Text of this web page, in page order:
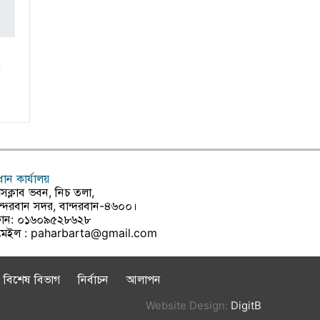
কার্যালয়
ভবন, নিচ তলা,
সদর, বান্দরবান-৪৬০০।
০১৬০৯৫২৮৬২৮
: paharbarta@gmail.com
বিশেষ বিভাগ নির্বাচন আলাপন
Website Design: DigitB